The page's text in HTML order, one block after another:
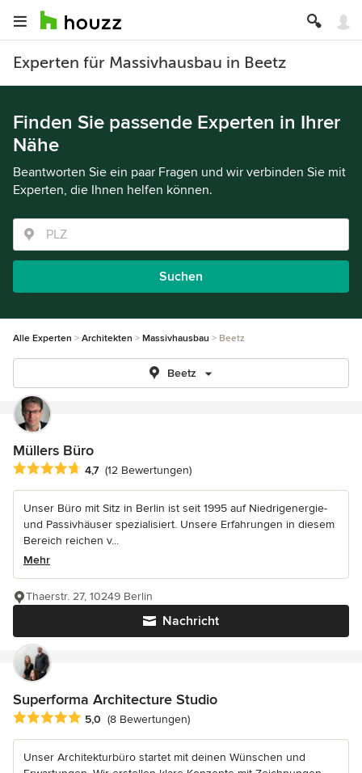
Experten für Massivhausbau in Beetz
Finden Sie passende Experten in Ihrer
Nähe
Beantworten Sie ein paar Fragen und wir verbinden Sie mit
Experten, die Ihnen helfen können.
Suchen
Alle Experten Architekten Massivhausbau Beetz
Beetz
Müllers Büro
Durchschnittliche Bewertung: 4.7 von 5 Sternen
4,7 (12 Bewertungen)
Unser Büro mit Sitz in Berlin ist seit 1995 auf Niedrigenergie-
und Passivhäuser spezialisiert. Unsere Erfahrungen in diesem
Bereich reichen v...
Mehr
Nachricht
Thaerstr. 27, 10249 Berlin
Superforma Architecture Studio
Durchschnittliche Bewertung: 5 von 5 Sternen
5,0 (8 Bewertungen)
Unser Architekturbüro startet mit deinen Wünschen und